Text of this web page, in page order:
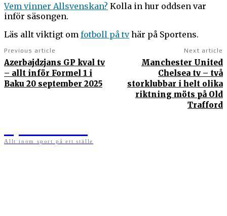
Vem vinner Allsvenskan? Kolla in hur oddsen var
inför säsongen.
Läs allt viktigt om fotboll på tvhär på Sportens.
Previous article
Azerbajdzjans GP kval tv
– allt inför Formel 1 i
Baku 20 september 2025
Next article
Manchester United
Chelsea tv – två
storklubbar i helt olika
riktning möts på Old
Trafford
Allt inom sport på ett ställe